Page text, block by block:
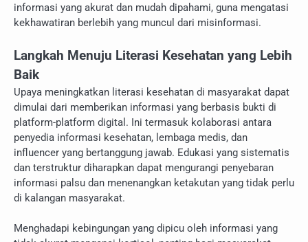
informasi yang akurat dan mudah dipahami, guna mengatasi
kekhawatiran berlebih yang muncul dari misinformasi.
Langkah Menuju Literasi Kesehatan yang Lebih
Baik
Upaya meningkatkan literasi kesehatan di masyarakat dapat
dimulai dari memberikan informasi yang berbasis bukti di
platform-platform digital. Ini termasuk kolaborasi antara
penyedia informasi kesehatan, lembaga medis, dan
influencer yang bertanggung jawab. Edukasi yang sistematis
dan terstruktur diharapkan dapat mengurangi penyebaran
informasi palsu dan menenangkan ketakutan yang tidak perlu
di kalangan masyarakat.
Menghadapi kebingungan yang dipicu oleh informasi yang